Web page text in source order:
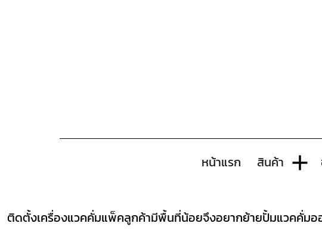
หน้าแรก สินค้า
ติดตั้งเครื่องแวคคั่มแพ็คลูกค้ามีพื้นที่น้อยจึงอยากย้ายปั้มแวคคั่มออ